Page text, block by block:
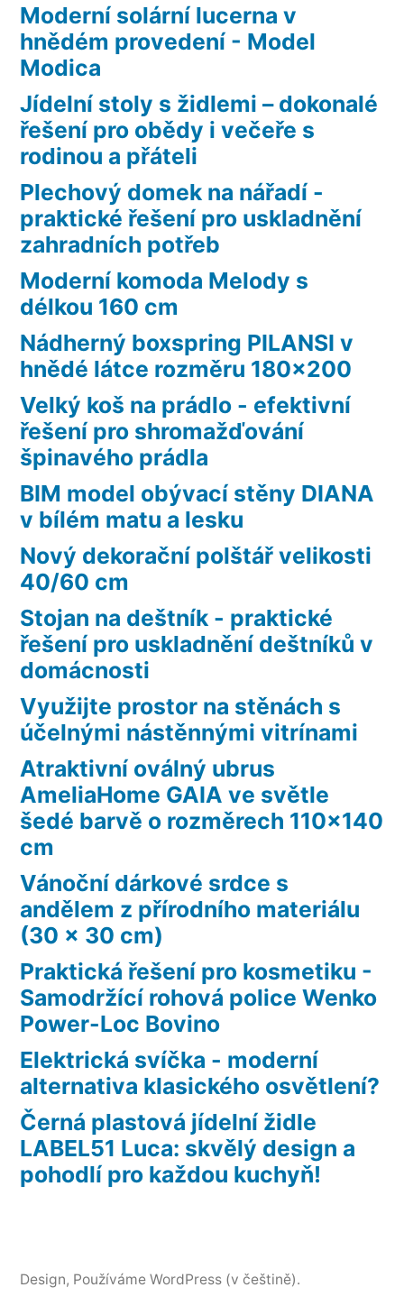
Moderní solární lucerna v
hnědém provedení - Model
Modica
Jídelní stoly s židlemi – dokonalé
řešení pro obědy i večeře s
rodinou a přáteli
Plechový domek na nářadí -
praktické řešení pro uskladnění
zahradních potřeb
Moderní komoda Melody s
délkou 160 cm
Nádherný boxspring PILANSI v
hnědé látce rozměru 180×200
Velký koš na prádlo - efektivní
řešení pro shromažďování
špinavého prádla
BIM model obývací stěny DIANA
v bílém matu a lesku
Nový dekorační polštář velikosti
40/60 cm
Stojan na deštník - praktické
řešení pro uskladnění deštníků v
domácnosti
Využijte prostor na stěnách s
účelnými nástěnnými vitrínami
Atraktivní oválný ubrus
AmeliaHome GAIA ve světle
šedé barvě o rozměrech 110×140
cm
Vánoční dárkové srdce s
andělem z přírodního materiálu
(30 x 30 cm)
Praktická řešení pro kosmetiku -
Samodržící rohová police Wenko
Power-Loc Bovino
Elektrická svíčka - moderní
alternativa klasického osvětlení?
Černá plastová jídelní židle
LABEL51 Luca: skvělý design a
pohodlí pro každou kuchyň!
Design, Používáme WordPress (v češtině).